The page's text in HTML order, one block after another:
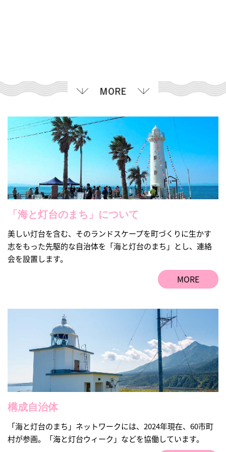
「海と灯台のまち」について
美しい灯台を含む、そのランドスケープを町づくりに生かす
志をもった先駆的な自治体を「海と灯台のまち」とし、連絡
会を設置します。
MORE
構成自治体
「海と灯台のまち」ネットワークには、2024年現在、60市町
村が参画。「海と灯台ウィーク」などを協働しています。